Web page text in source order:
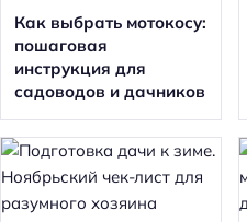
Как выбрать мотокосу:
пошаговая
инструкция для
садоводов и дачников